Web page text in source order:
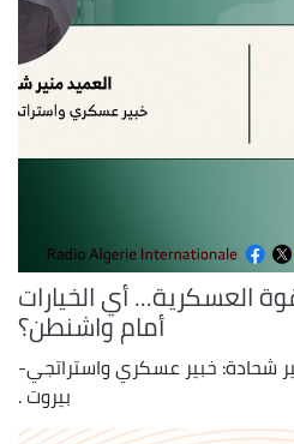
العسكرية... أي الخيارات
أمام واشنطن؟
شحادة: خبير عسكري واستراتجي-
بيروت .